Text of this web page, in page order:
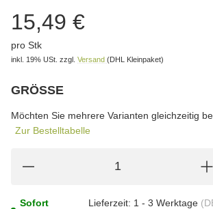
15,49 €
pro Stk
inkl. 19% USt. zzgl. Versand (DHL Kleinpaket)
GRÖSSE
Möchten Sie mehrere Varianten gleichzeitig
Zur Bestelltabelle
Sofort
Lieferzeit: 1 - 3 Werktage